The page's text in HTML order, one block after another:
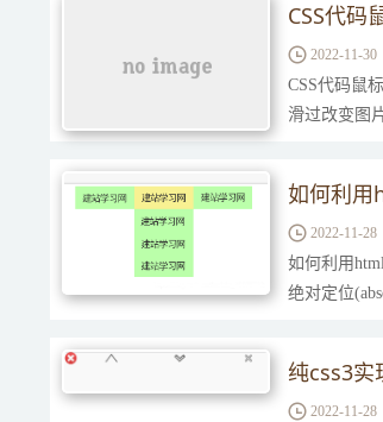
CSS代码
2022-11-30
CSS代码鼠
滑过改变图
如何利用
2022-11-28
如何利用
绝对定位
纯css3实
2022-11-28